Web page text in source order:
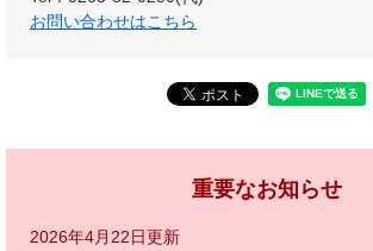
お問い合わせはこちら
重要なお知らせ
2026年4月22日更新